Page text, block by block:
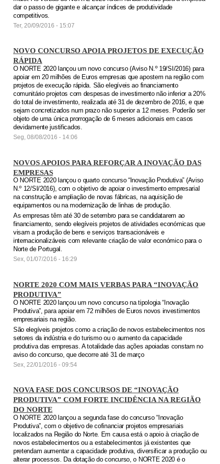
dar o passo de gigante e alcançar índices de produtividade
competitivos.
Ter, 20/09/2016 - 15:07
NOVO CONCURSO APOIA PROJETOS DE EXECUÇÃO
RÁPIDA
O NORTE 2020 lançou um novo concurso (Aviso N.º 19/SI/2016) para
apoiar em 20 milhões de Euros empresas que apostem na região com
projetos de execução rápida. São elegíveis ao financiamento
comunitário projetos com despesas de investimento não inferior a 20%
do total de investimento, realizada até 31 de dezembro de 2016, e que
sejam concretizados num prazo não superior a 12 meses. Poderão ser
objeto de uma única prorrogação de 6 meses adicionais em casos
devidamente justificados.
Seg, 08/08/2016 - 14:06
NOVOS APOIOS PARA REFORÇAR A INOVAÇÃO DAS
EMPRESAS
O NORTE 2020 lançou o quarto concurso “Inovação Produtiva” (Aviso
N.º 12/SI/2016), com o objetivo de apoiar o investimento empresarial
na construção e ampliação de novas fábricas, na aquisição de
equipamentos ou na modernização de linhas de produção.
As empresas têm até 30 de setembro para se candidatarem ao
financiamento, sendo elegíveis projetos de atividades económicas que
visam a produção de bens e serviços transacionáveis e
internacionalizáveis com relevante criação de valor económico para o
Norte de Portugal.
Sex, 01/07/2016 - 16:29
NORTE 2020 COM MAIS VERBAS PARA “INOVAÇÃO
PRODUTIVA”
O NORTE 2020 lançou um novo concurso na tipologia “Inovação
Produtiva”, para apoiar em 72 milhões de Euros novos investimentos
empresariais na região.
São elegíveis projetos como a criação de novos estabelecimentos nos
setores da indústria e do turismo ou o aumento da capacidade
produtiva das empresas. A totalidade das ações apoiadas constam no
aviso do concurso, que decorre até 31 de março
Sex, 22/01/2016 - 09:54
NOVA FASE DOS CONCURSOS DE “INOVAÇÃO
PRODUTIVA” COM FORTE INCIDÊNCIA NA REGIÃO
DO NORTE
O NORTE 2020 lançou a segunda fase do concurso “Inovação
Produtiva”, com o objetivo de cofinanciar projetos empresariais
localizados na Região do Norte. Em causa está o apoio à criação de
novos estabelecimentos ou a estabelecimentos já existentes que
pretendam aumentar a capacidade produtiva, diversificar a produção ou
alterar processos. Da dotação do concurso, o NORTE 2020 é o